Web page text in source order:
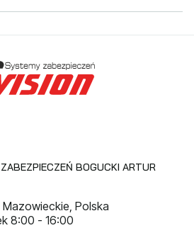
BOGUCKI ARTUR
Polska
8:00 - 16:00